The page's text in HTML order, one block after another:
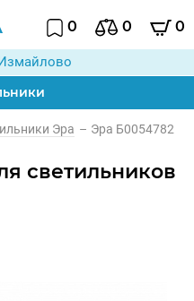
0 0 0
Эра – Эра Б0054782
светильников